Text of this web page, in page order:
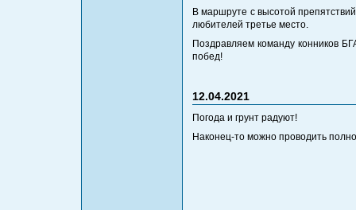
В маршруте с высотой
любителей третье место.
Поздравляем команду конников
побед!
12.04.2021
Погода и грунт радуют!
Наконец-то можно проводить